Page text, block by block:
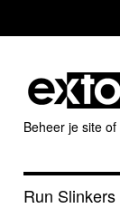
Beheer je site of
Run Slinkers